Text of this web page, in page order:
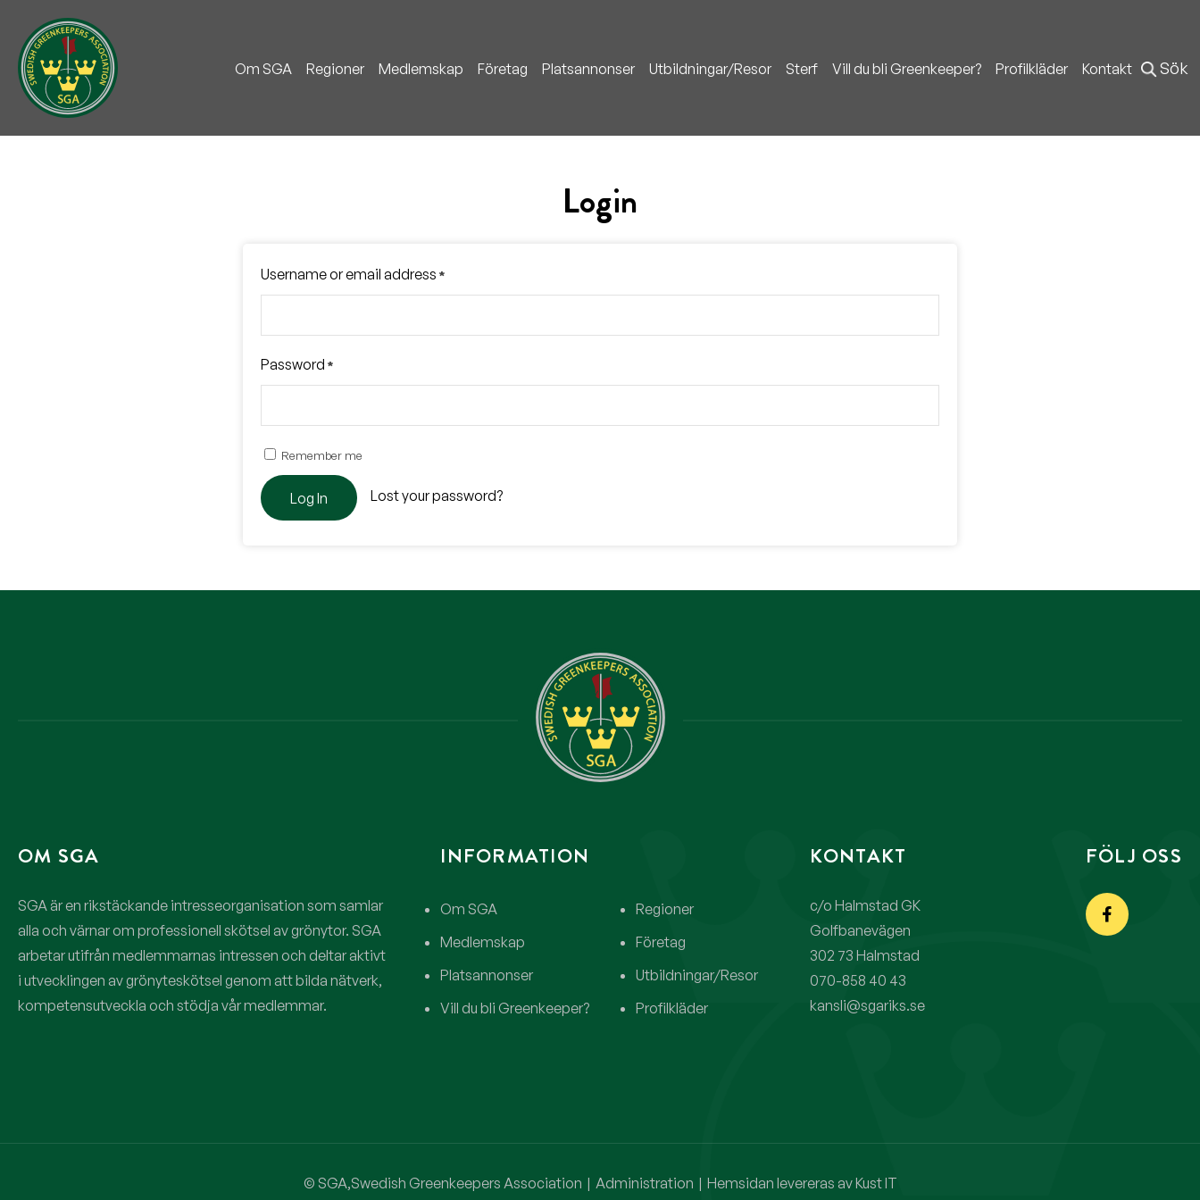
Om SGA Regioner Medlemskap Företag Platsannonser Utbildningar/Resor Sterf Vill du bli Greenkeeper? Profilkläder Kontakt
Login
Username or email address *
Password *
Remember me
Log In Lost your password?
OM SGA
SGA är en rikstäckande intresseorganisation som samlar
alla och värnar om professionell skötsel av grönytor. SGA
arbetar utifrån medlemmarnas intressen och deltar aktivt
i utvecklingen av grönyteskötsel genom att bilda nätverk,
kompetensutveckla och stödja vår medlemmar.
INFORMATION
Om SGA
Regioner
Medlemskap
Företag
Platsannonser
Utbildningar/Resor
Vill du bli Greenkeeper?
Profilkläder
KONTAKT
c/o Halmstad GK
Golfbanevägen
302 73 Halmstad
070-858 40 43
kansli@sgariks.se
FÖLJ OSS
© SGA,Swedish Greenkeepers Association | Administration | Hemsidan levereras av Kust IT